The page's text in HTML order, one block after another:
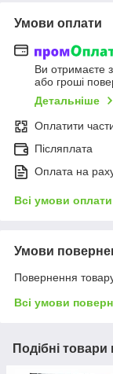
Умови оплати
Ви отримаєте
або гроші
Детальніше
Оплатити
Післяплата
Оплата на
Всі умови оплати
Умови
Повернення
Всі умови
Подібні товари